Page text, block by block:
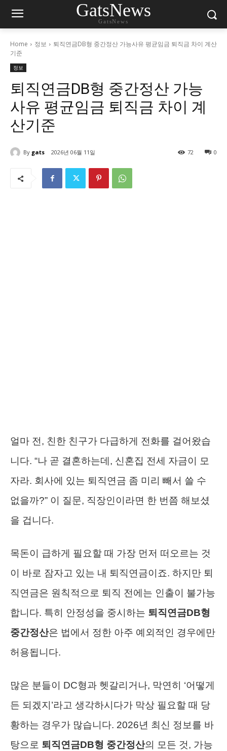
GatsNews
GatsNews
Home 정보
퇴직연금DB형 중간정산 가능사유 평균임금 퇴직금 차이 계산
기준
정보
퇴직연금DB형 중간정산 가능
사유 평균임금 퇴직금 차이 계
산기준
By gats 2026년 06월 11일 0
72
얼마 전, 친한 친구가 다급하게 전화를 걸어왔습
니다. “나 곧 결혼하는데, 신혼집 전세 자금이 모
자라. 회사에 있는 퇴직연금 좀 미리 빼서 쓸 수
없을까?” 이 질문, 직장인이라면 한 번쯤 해보셨
을 겁니다.
목돈이 급하게 필요할 때 가장 먼저 떠오르는 것
이 바로 잠자고 있는 내 퇴직연금이죠. 하지만 퇴
직연금은 원칙적으로 퇴직 전에는 인출이 불가능
합니다. 특히 안정성을 중시하는 퇴직연금DB형
중간정산은 법에서 정한 아주 예외적인 경우에만
허용됩니다.
많은 분들이 DC형과 헷갈리거나, 막연히 ‘어떻게
든 되겠지’라고 생각하시다가 막상 필요할 때 당
황하는 경우가 많습니다. 2026년 최신 정보를 바
탕으로 퇴직연금DB형 중간정산의 모든 것, 가능